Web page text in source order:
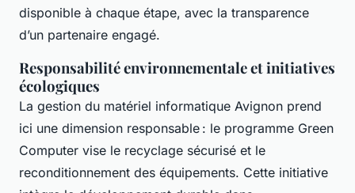
disponible à chaque étape, avec la transparence
d’un partenaire engagé.
Responsabilité environnementale et initiatives
écologiques
La gestion du matériel informatique Avignon prend
ici une dimension responsable : le programme Green
Computer vise le recyclage sécurisé et le
reconditionnement des équipements. Cette initiative